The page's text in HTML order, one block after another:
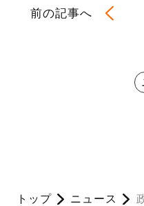
前の記事へ
トップ ニュース